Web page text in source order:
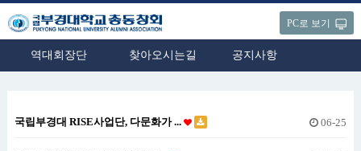
PC로 보기
역대회장단 찾아오시는길 공지사항
국립부경대 RISE사업단, 다문화가 ... 06-25